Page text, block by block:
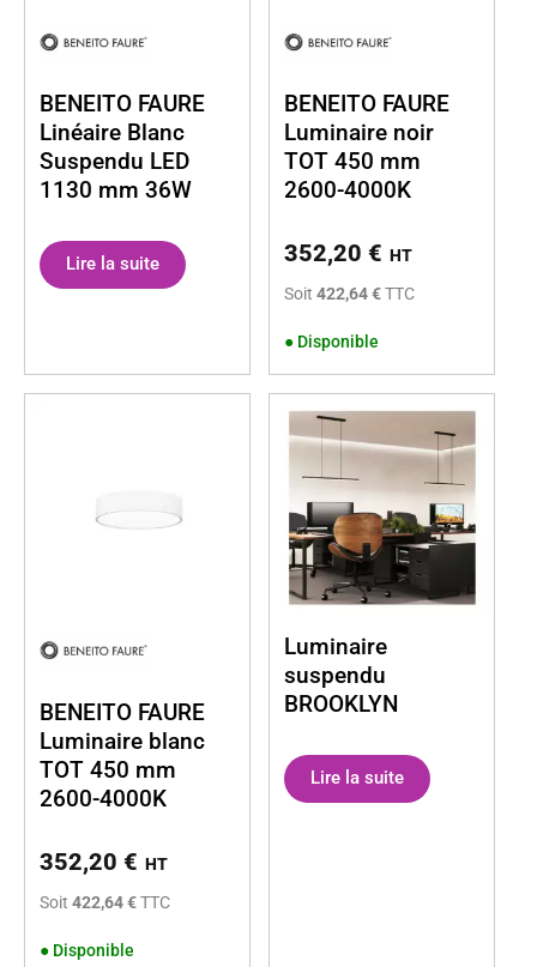
BENEITO FAURE
Linéaire Blanc
Suspendu LED
1130 mm 36W
Lire la suite
BENEITO FAURE
Luminaire noir
TOT 450 mm
2600-4000K
352,20 € HT
Soit 422,64 €TTC
● Disponible
BENEITO FAURE
Luminaire blanc
TOT 450 mm
2600-4000K
352,20 € HT
Soit 422,64 €TTC
● Disponible
Luminaire
suspendu
BROOKLYN
Lire la suite